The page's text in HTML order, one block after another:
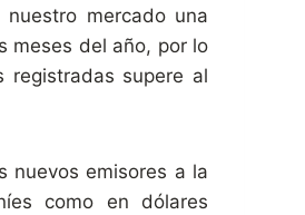
mercado una
meses del año, por lo
registradas supere al
nuevos emisores a la
como en dólares